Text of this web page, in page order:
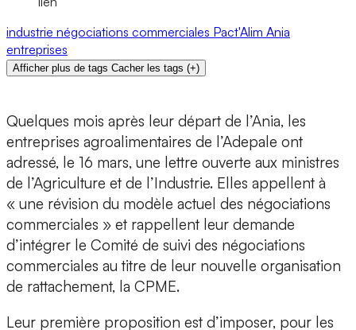
industrie négociations commerciales Pact'Alim Ania
entreprises
Afficher plus de tags Cacher les tags (+)
Quelques mois après leur départ de l’Ania, les
entreprises agroalimentaires de l’Adepale ont
adressé, le 16 mars, une lettre ouverte aux ministres
de l’Agriculture et de l’Industrie. Elles appellent à
« une révision du modèle actuel des négociations
commerciales » et rappellent leur demande
d’intégrer le Comité de suivi des négociations
commerciales au titre de leur nouvelle organisation
de rattachement, la CPME.
Leur première proposition est d’imposer, pour les